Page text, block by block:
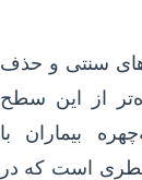
سنتی و حذف
از این سطح
بیماران با
است که در